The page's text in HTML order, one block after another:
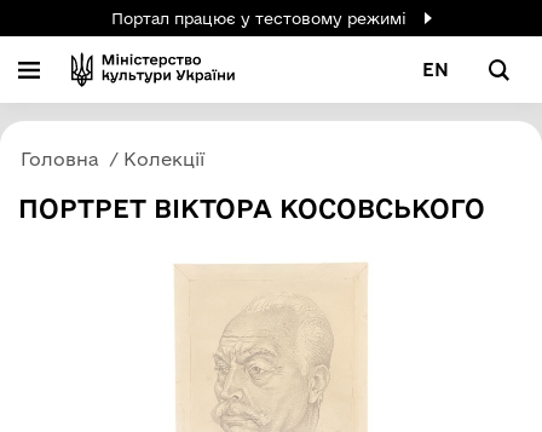
Портал працює у тестовому режимі
EN
Головна Колекції
ПОРТРЕТ ВІКТОРА КОСОВСЬКОГО